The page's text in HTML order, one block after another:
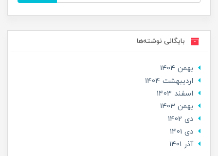
بایگانی نوشته‌ها
بهمن 1404
ارديبهشت 1404
اسفند 1403
بهمن 1403
دی 1402
دی 1401
آذر 1401